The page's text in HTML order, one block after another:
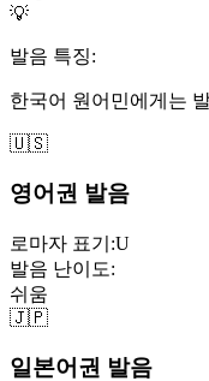
💡
발음 특징:
한국어 원어민에게는
🇺🇸
영어권 발음
로마자 표기:U
발음 난이도:
쉬움
🇯🇵
일본어권 발음